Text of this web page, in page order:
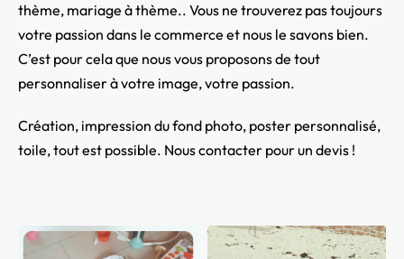
thème, mariage à thème.. Vous ne trouverez pas toujours
votre passion dans le commerce et nous le savons bien.
C’est pour cela que nous vous proposons de tout
personnaliser à votre image, votre passion.
Création, impression du fond photo, poster personnalisé,
toile, tout est possible. Nous contacter pour un devis !